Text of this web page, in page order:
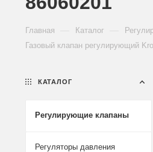
Главная Каталог
Газовый клапан регулирующий
КАТАЛОГ
Регулирующие клапаны
Регуляторы давления